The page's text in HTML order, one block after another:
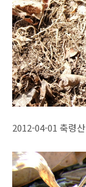
2012-04-01 축령산